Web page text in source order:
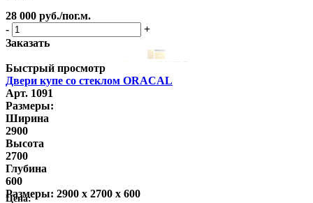
28 000 руб./пог.м.
-
+
Заказать
Быстрый просмотр
Двери купе со стеклом ORACAL
Арт. 1091
Размеры:
Ширина
2900
Высота
2700
Глубина
600
Размеры: 2900 x 2700 x 600
Цена: